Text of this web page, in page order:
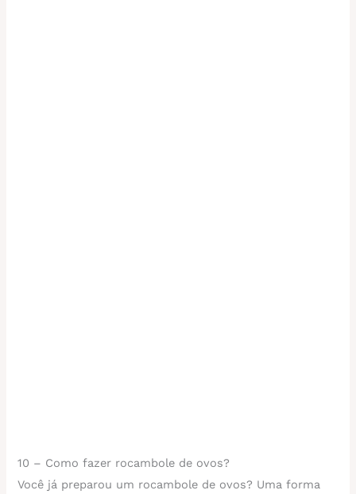
10 – Como fazer rocambole de ovos?
Você já preparou um rocambole de ovos? Uma forma